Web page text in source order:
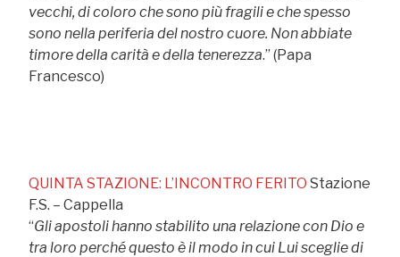
vecchi, di coloro che sono più fragili e che spesso
sono nella periferia del nostro cuore. Non abbiate
timore della carità e della tenerezza.” (Papa
Francesco)
QUINTA STAZIONE: L’INCONTRO FERITO Stazione
F.S. – Cappella
“Gli apostoli hanno stabilito una relazione con Dio e
tra loro perché questo è il modo in cui Lui sceglie di